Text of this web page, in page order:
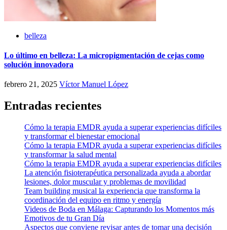
belleza
Lo último en belleza: La micropigmentación de cejas como
solución innovadora
febrero 21, 2025 Víctor Manuel López
Entradas recientes
Cómo la terapia EMDR ayuda a superar experiencias difíciles
y transformar el bienestar emocional
Cómo la terapia EMDR ayuda a superar experiencias difíciles
y transformar la salud mental
Cómo la terapia EMDR ayuda a superar experiencias difíciles
La atención fisioterapéutica personalizada ayuda a abordar
lesiones, dolor muscular y problemas de movilidad
Team building musical la experiencia que transforma la
coordinación del equipo en ritmo y energía
Videos de Boda en Málaga: Capturando los Momentos más
Emotivos de tu Gran Día
Aspectos que conviene revisar antes de tomar una decisión